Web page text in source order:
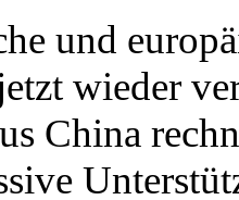
und
wieder
China